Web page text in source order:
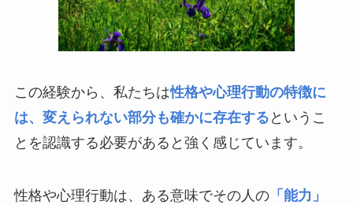
この経験から、私たちは性格や心理行動の特徴に
は、変えられない部分も確かに存在する というこ
とを認識する必要があると強く感じています。
性格や心理行動は、ある意味でその人の「能力」